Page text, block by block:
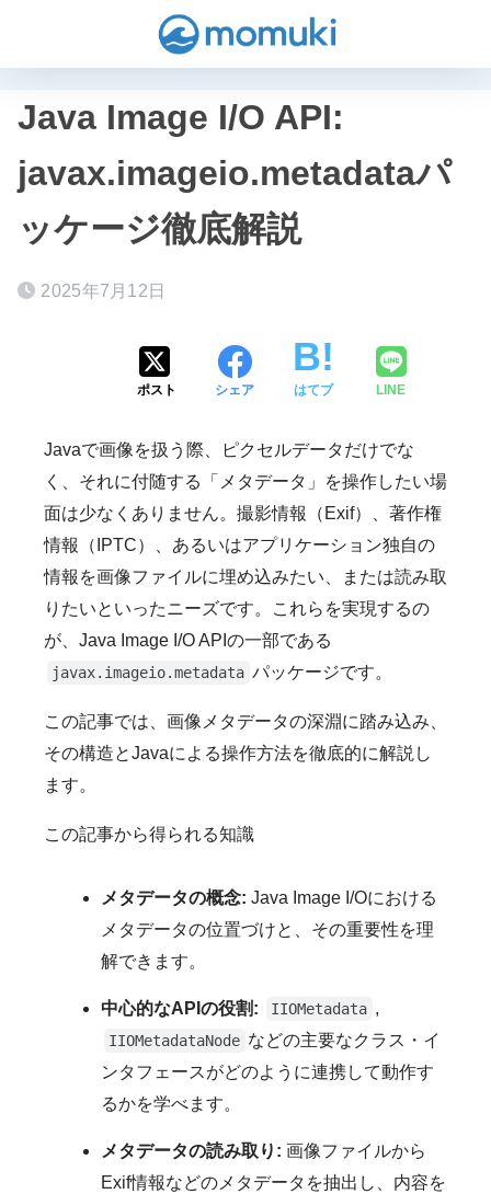
Java Image I/O API:
javax.imageio.metadataパ
ッケージ徹底解説
2025年7月12日
ポスト シェア はてブ LINE
Javaで画像を扱う際、ピクセルデータだけでな
く、それに付随する「メタデータ」を操作したい場
面は少なくありません。撮影情報（Exif）、著作権
情報（IPTC）、あるいはアプリケーション独自の
情報を画像ファイルに埋め込みたい、または読み取
りたいといったニーズです。これらを実現するの
が、Java Image I/O APIの一部である
javax.imageio.metadata パッケージです。
この記事では、画像メタデータの深淵に踏み込み、
その構造とJavaによる操作方法を徹底的に解説し
ます。
この記事から得られる知識
メタデータの概念: Java Image I/Oにおける
メタデータの位置づけと、その重要性を理
解できます。
中心的なAPIの役割: IIOMetadata ,
IIOMetadataNode などの主要なクラス・イ
ンタフェースがどのように連携して動作す
るかを学べます。
メタデータの読み取り: 画像ファイルから
Exif情報などのメタデータを抽出し、内容を